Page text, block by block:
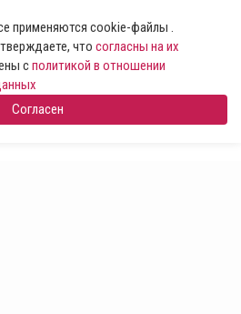
применяются cookie-файлы .
что согласны на их
сполитикой в отношении
Согласен